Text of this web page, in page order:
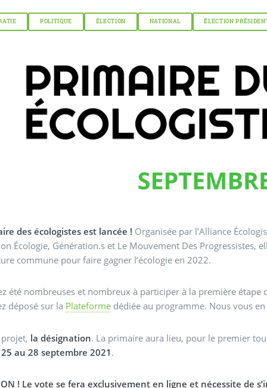
POLITIQUE ÉLECTION NATIONAL ÉLECTION
des écologistes est lancée ! Organisée par l’Alliance
Écologie, Génération.s et Le Mouvement Des Progressistes,
commune pour faire gagner l’écologie en 2022.
été nombreuses et nombreux à participer à la première
déposé sur la Plateforme dédiée au programme. Nous vous
la désignation. La primaire aura lieu, pour le premier
au 28 septembre 2021 .
! Le vote se fera exclusivement en ligne et nécessite de